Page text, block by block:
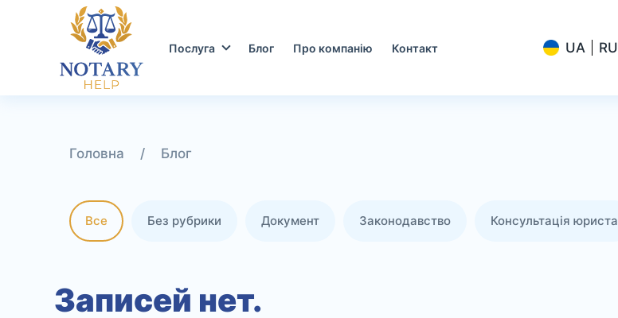
Послуга Блог Про компанію Контакт
/ Блог
Все Без рубрики Документ Законодавство Консультація юриста
Записей нет.